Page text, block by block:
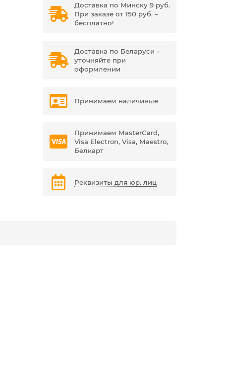
Доставка по Минску 9 руб.
При заказе от 150 руб. –
бесплатно!
Доставка по Беларуси –
уточняйте при
оформлении
Принимаем наличиные
Принимаем MasterCard,
Visa Electron, Visa, Maestro,
Белкарт
Реквизиты для юр. лиц